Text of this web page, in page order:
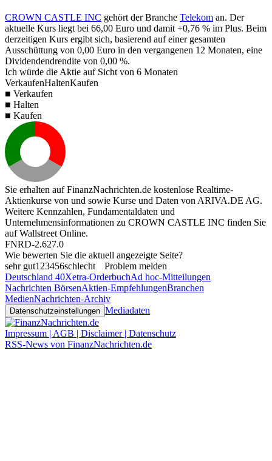
CROWN CASTLE INC gehört der Branche Telekom an. Der
aktuelle Kurs liegt bei 66,00 Euro und damit +0,76 % im Plus. Beim
derzeitigen Kurs ergibt sich, basierend auf einer gesamten
Ausschüttung von 0,00 Euro in den vergangenen 12 Monaten, eine
Dividendendrendite von 0,00 %.
Ich würde die Aktie auf Sicht von 6 Monaten
VerkaufenHaltenKaufen
■ Verkaufen
■ Halten
■ Kaufen
Sie erhalten auf FinanzNachrichten.de kostenlose Realtime-
Aktienkurse von und sowie Kurse und Daten von ARIVA.DE AG.
Weitere Kennzahlen, Fundamentaldaten und
Unternehmensinformationen zu CROWN CASTLE INC finden Sie
aufWallstreet Online.
FNRD-2.627.0
Wie bewerten Sie die aktuell angezeigte Seite?
sehr gut1 23456schlecht
Problem melden
Deutschland 40Xetra-OrderbuchAd hoc-Mitteilungen
Nachrichten BörsenAktien-EmpfehlungenBranchen
MedienNachrichten-Archiv
Datenschutzeinstellungen Mediadaten
Impressum | AGB | Disclaimer | Datenschutz
RSS-News von FinanzNachrichten.de